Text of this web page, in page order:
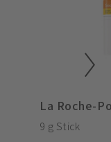
9 g Stick